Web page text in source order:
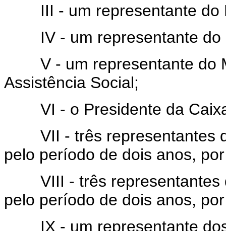
III - um representante do
IV - um representante do
V - um representante do
Assistência Social;
VI - o Presidente da Caixa
VII - três representantes
pelo período de dois anos,
VIII - três representantes
pelo período de dois anos,
IX - um representante dos